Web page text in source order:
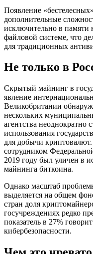
Появление
дополнительные
исключительно в памяти
файловой системе, что
для традиционных
Не только в
Скрытый майнинг в
явление
Великобритании
нескольких
агентства неоднократно
использования
для добычи
сотрудником
2019 году был уличен в
майнинга биткоина.
Однако масштаб
выделяется на общем
стран доля
госучреждениях редко
показатель в 27%
кибербезопасности.